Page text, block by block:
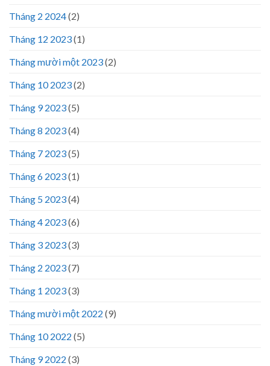
Tháng 2 2024(2)
Tháng 12 2023(1)
Tháng mười một 2023(2)
Tháng 10 2023(2)
Tháng 9 2023(5)
Tháng 8 2023(4)
Tháng 7 2023(5)
Tháng 6 2023(1)
Tháng 5 2023(4)
Tháng 4 2023(6)
Tháng 3 2023(3)
Tháng 2 2023(7)
Tháng 1 2023(3)
Tháng mười một 2022 (9)
Tháng 10 2022 (5)
Tháng 9 2022 (3)